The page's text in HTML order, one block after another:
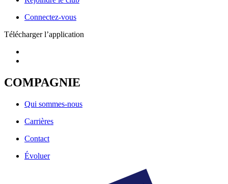
Connectez-vous
Télécharger l’application
COMPAGNIE
Qui sommes-nous
Carrières
Contact
Évoluer